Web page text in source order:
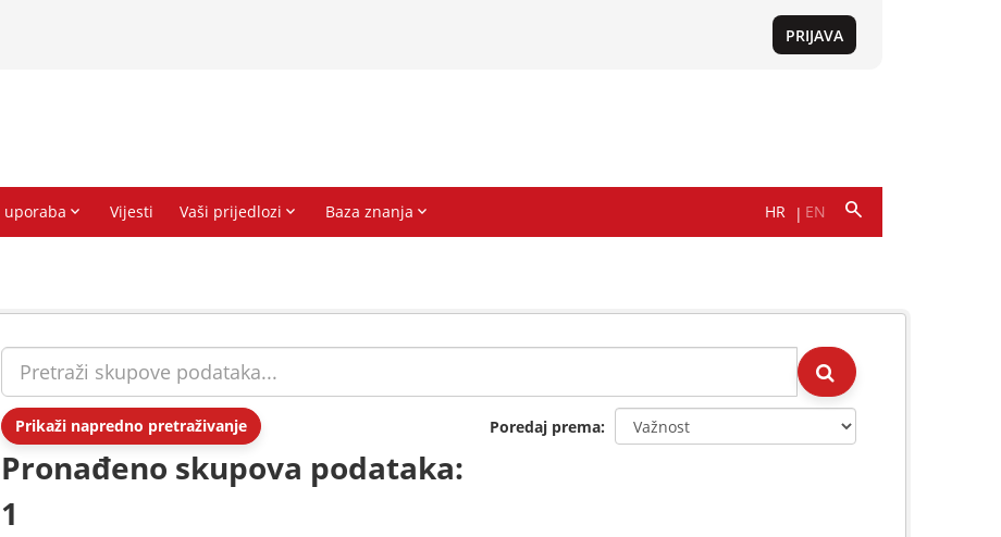
Prikaži napredno pretraživanje Poredaj prema
Pronađeno skupova podataka:
1